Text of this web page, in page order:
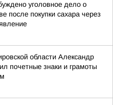
уголовное дело о
после покупки сахара через
области Александр
почетные знаки и грамоты